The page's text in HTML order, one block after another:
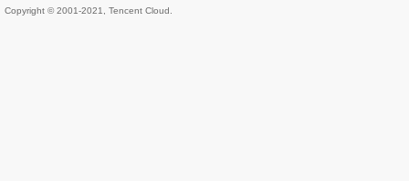
Copyright © 2001-2021, Tencent Cloud.